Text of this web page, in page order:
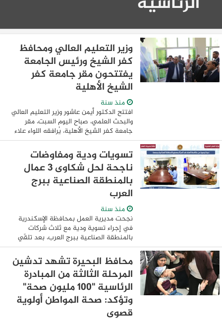
وزير التعليم العالي ومحافظ
كفر الشيخ ورئيس الجامعة
يفتتحون مقر جامعة كفر
الشيخ الأهلية
منذ سنة
افتتح الدكتور أيمن عاشور وزير التعليم العالي
والبحث العلمي، صباح اليوم السبت، مقر
جامعة كفر الشيخ الأهلية، يُرافقه اللواء علاء
عبدالمعطي محافظ كفر الشيخ، والدكتور
عبدالرازق دسوقي رئيس جامعة كفر ...
تسويات ودية ومفاوضات
ناجحة لحل شكاوى 3 عمال
بالمنطقة الصناعية ببرج
العرب
منذ سنة
نجحت مديرية العمل بمحافظة الإسكندرية
في إجراء تسوية ودية مع ثلاث شركات
بالمنطقة الصناعية ببرج العرب، بعد تلقّي
مكتب علاقات العمل بالمجمع عدّة شكاوى من
العمال تتعلق بعدم صرف مستحقاتهم
المالية. وتضمنت ...
محافظ البحيرة تشهد تدشين
المرحلة الثالثة من المبادرة
الرئاسية "100 مليون صحة"
وتؤكد: صحة المواطن أولوية
قصوى